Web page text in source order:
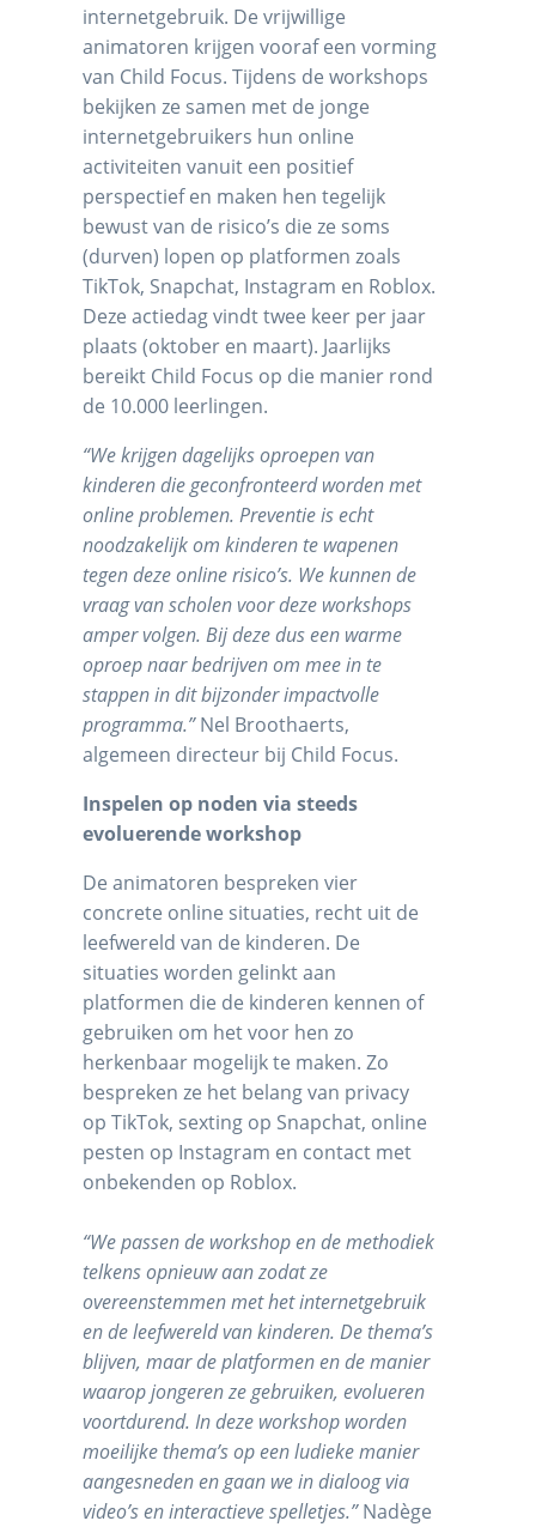
internetgebruik. De vrijwillige
animatoren krijgen vooraf een vorming
van Child Focus. Tijdens de workshops
bekijken ze samen met de jonge
internetgebruikers hun online
activiteiten vanuit een positief
perspectief en maken hen tegelijk
bewust van de risico’s die ze soms
(durven) lopen op platformen zoals
TikTok, Snapchat, Instagram en Roblox.
Deze actiedag vindt twee keer per jaar
plaats (oktober en maart). Jaarlijks
bereikt Child Focus op die manier rond
de 10.000 leerlingen.
“We krijgen dagelijks oproepen van
kinderen die geconfronteerd worden met
online problemen. Preventie is echt
noodzakelijk om kinderen te wapenen
tegen deze online risico’s. We kunnen de
vraag van scholen voor deze workshops
amper volgen. Bij deze dus een warme
oproep naar bedrijven om mee in te
stappen in dit bijzonder impactvolle
programma.”Nel Broothaerts,
algemeen directeur bij Child Focus.
Inspelen op noden via steeds
evoluerende workshop
De animatoren bespreken vier
concrete online situaties, recht uit de
leefwereld van de kinderen. De
situaties worden gelinkt aan
platformen die de kinderen kennen of
gebruiken om het voor hen zo
herkenbaar mogelijk te maken. Zo
bespreken ze het belang van privacy
op TikTok, sexting op Snapchat, online
pesten op Instagram en contact met
onbekenden op Roblox.
“We passen de workshop en de methodiek
telkens opnieuw aan zodat ze
overeenstemmen met het internetgebruik
en de leefwereld van kinderen. De thema’s
blijven, maar de platformen en de manier
waarop jongeren ze gebruiken, evolueren
voortdurend. In deze workshop worden
moeilijke thema’s op een ludieke manier
aangesneden en gaan we in dialoog via
video’s en interactieve spelletjes.”Nadège